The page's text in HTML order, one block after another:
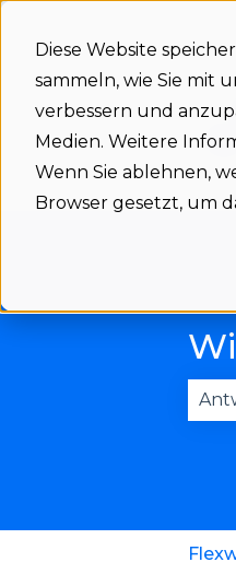
Diese Website
sammeln, wie Sie mit
verbessern und
Medien. Weitere
Wenn Sie ablehnen,
Browser gesetzt, um